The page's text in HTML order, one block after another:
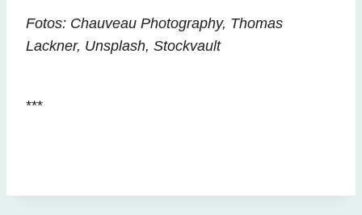
Fotos: Chauveau Photography, Thomas
Lackner, Unsplash, Stockvault
***